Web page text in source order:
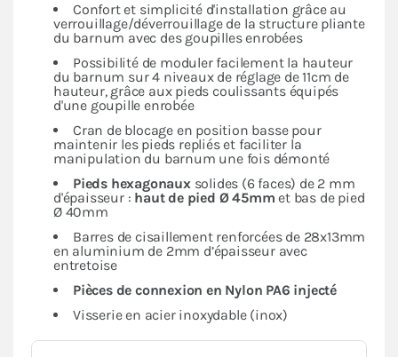
Confort et simplicité d'installation grâce au
verrouillage/déverrouillage de la structure pliante
du barnum avec des goupilles enrobées
Possibilité de moduler facilement la hauteur
du barnum sur 4 niveaux de réglage de 11cm de
hauteur, grâce aux pieds coulissants équipés
d'une goupille enrobée
Cran de blocage en position basse pour
maintenir les pieds repliés et faciliter la
manipulation du barnum une fois démonté
Pieds hexagonauxsolides (6 faces) de 2 mm
d'épaisseur : haut de pied Ø 45mm et bas de pied
Ø 40mm
Barres de cisaillement renforcées de 28x13mm
en aluminium de 2mm d’épaisseur avec
entretoise
Pièces de connexion en Nylon PA6 injecté
Visserie en acier inoxydable (inox)